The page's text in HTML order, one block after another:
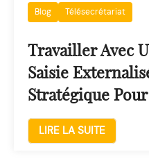
Blog Télésecrétariat
Travailler Avec
Saisie
Stratégique
LIRE LA SUITE